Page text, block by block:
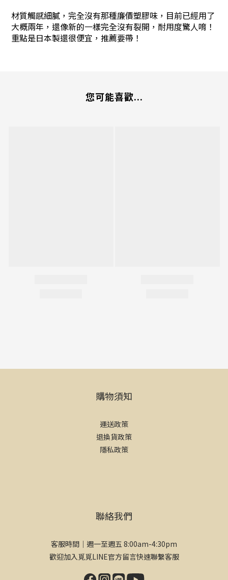
材質觸感細膩，完全沒有那種廉價塑膠味，目前已經用了
大概兩年，還像新的一樣完全沒有裂開，耐用度驚人唷！
重點是日本製還很便宜，推薦要帶！
您可能喜歡...
購物須知
運送政策
退換貨政策
隱私政策
聯絡我們
客服時間｜週一至週五 8:00am-4:30pm
歡迎加入覓覓LINE官方留言快速聯繫客服